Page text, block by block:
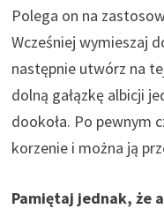
Polega on na
Wcześniej wymieszaj
następnie utwórz na
dolną gałązkę albicji
dookoła. Po pewnym
korzenie i można ją
Pamiętaj jednak, że